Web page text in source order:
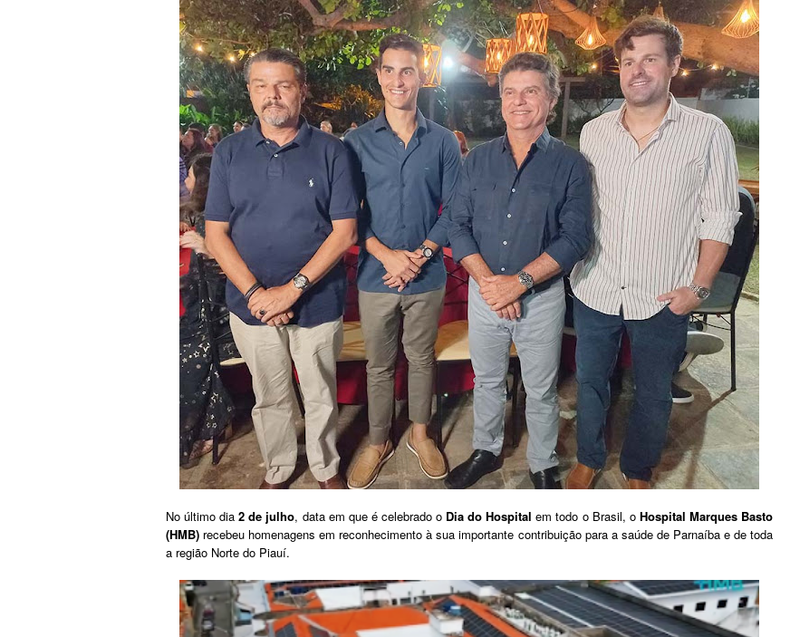
No último dia2 de julho, data em que é celebrado o Dia do Hospital em todo o Brasil, o Hospital Marques Basto
(HMB) recebeu homenagens em reconhecimento à sua importante contribuição para a saúde de Parnaíba e de toda
a região Norte do Piauí.